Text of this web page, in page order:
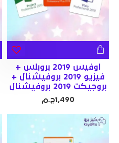
اوفيس 2019 بروبلس +
فيزيو 2019 بروفيشنال +
بروجيكت 2019 بروفيشنال
1,490ج.م